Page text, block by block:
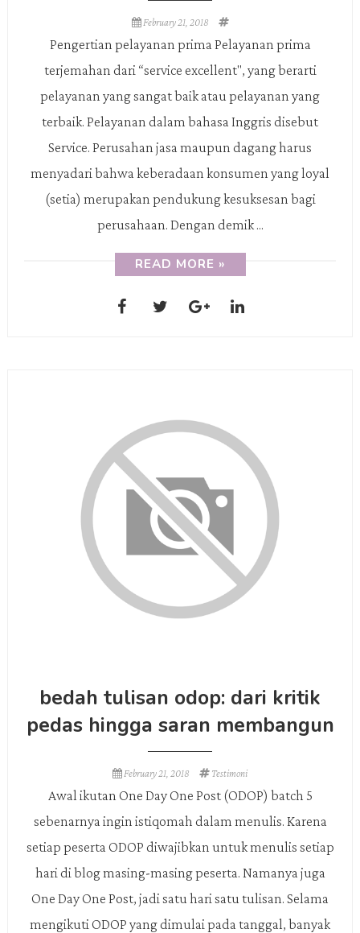
February 21, 2018
Pengertian pelayanan prima Pelayanan prima
terjemahan dari “service excellent", yang berarti
pelayanan yang sangat baik atau pelayanan yang
terbaik. Pelayanan dalam bahasa Inggris disebut
Service. Perusahan jasa maupun dagang harus
menyadari bahwa keberadaan konsumen yang loyal
(setia) merupakan pendukung kesuksesan bagi
perusahaan. Dengan demik ...
READ MORE »
bedah tulisan odop: dari kritik
pedas hingga saran membangun
February 21, 2018 Testimoni
Awal ikutan One Day One Post (ODOP) batch 5
sebenarnya ingin istiqomah dalam menulis. Karena
setiap peserta ODOP diwajibkan untuk menulis setiap
hari di blog masing-masing peserta. Namanya juga
One Day One Post, jadi satu hari satu tulisan. Selama
mengikuti ODOP yang dimulai pada tanggal, banyak